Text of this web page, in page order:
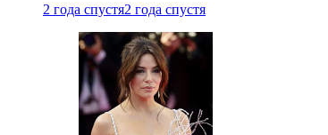
2 года спустя2 года спустя